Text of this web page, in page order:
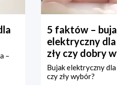
–
5 faktów –
elektryczny
zły czy dobry
Bujak elektryczny
czy zły wybór?